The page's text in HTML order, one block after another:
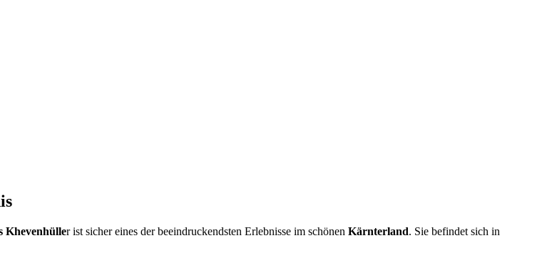
Khevenhüller ist sicher eines der beeindruckendsten Erlebnisse im schönen Kärnterland. Sie befindet sich in